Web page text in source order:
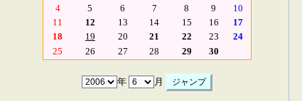
4
5 6 7 8 9
10
11
12 13 14 15 16
17
18
19 20 21 22 23
24
25
26 27 28 29 30
年 月